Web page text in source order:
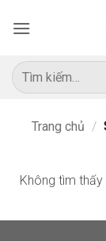
qua
dung
Tìm
kiếm:
Trang chủ /
Không tìm